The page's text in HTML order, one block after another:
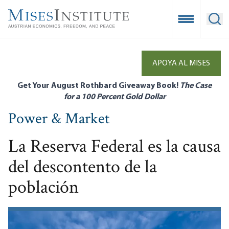
main
Open
APOYA AL MISES
Get Your August Rothbard Giveaway Book! The Case
for a 100 Percent Gold Dollar
Power & Market
La Reserva Federal es la causa
del descontento de la
población